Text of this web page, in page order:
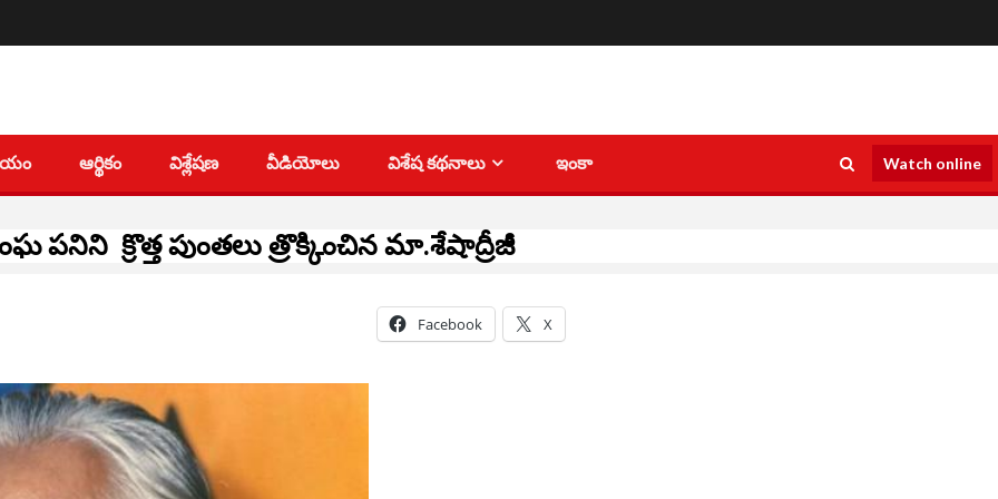
ఆర్థికం విశ్లేషణ వీడియోలు విశేష కథనాలు ఇంకా Watch online
పనిని క్రొత్త పుంతలు త్రొక్కించిన మా.శేషాద్రీజీ
Facebook X